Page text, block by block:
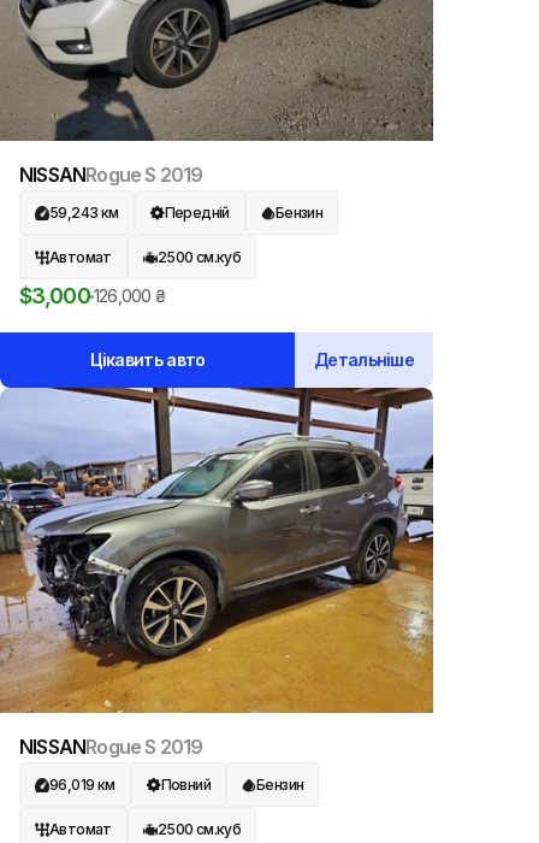
NISSANRogue S 2019
59,243 км Передній Бензин
Автомат 2500 см.куб
$3,000126,000 ₴
Цікавить авто Детальніше
NISSANRogue S 2019
96,019 км Повний Бензин
Автомат 2500 см.куб